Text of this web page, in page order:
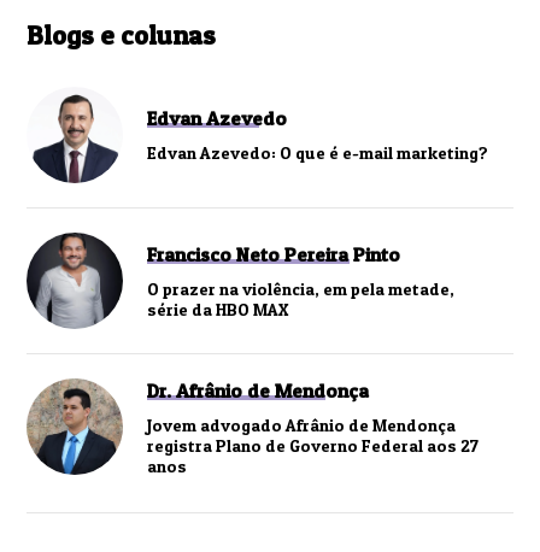
Blogs e colunas
Edvan Azevedo
Edvan Azevedo: O que é e-mail marketing?
Francisco Neto Pereira Pinto
O prazer na violência, em pela metade,
série da HBO MAX
Dr. Afrânio de Mendonça
Jovem advogado Afrânio de Mendonça
registra Plano de Governo Federal aos 27
anos